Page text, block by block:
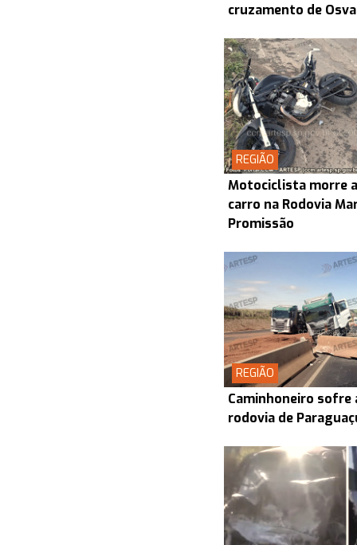
cruzamento de
REGIÃO
Motociclista morre
carro na Rodovia
Promissão
REGIÃO
Caminhoneiro sofre
rodovia de